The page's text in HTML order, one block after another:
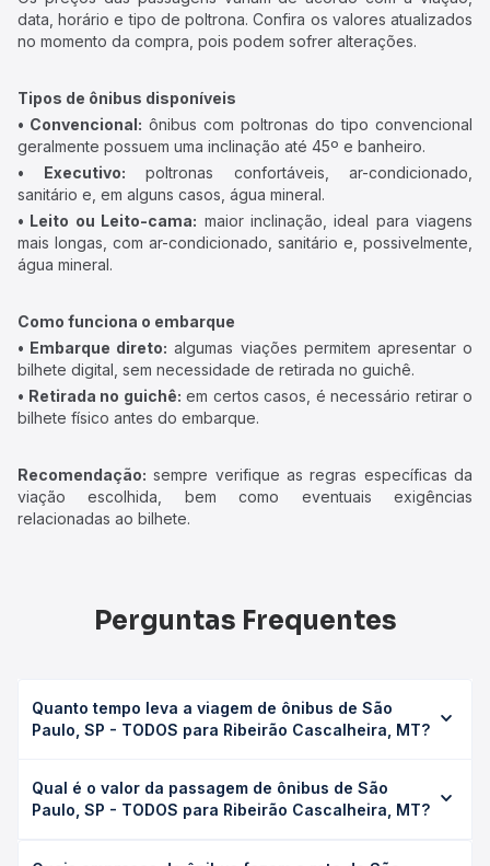
data, horário e tipo de poltrona. Confira os valores atualizados
no momento da compra, pois podem sofrer alterações.
Tipos de ônibus disponíveis
• Convencional: ônibus com poltronas do tipo convencional
geralmente possuem uma inclinação até 45º e banheiro.
• Executivo: poltronas confortáveis, ar-condicionado,
sanitário e, em alguns casos, água mineral.
• Leito ou Leito-cama: maior inclinação, ideal para viagens
mais longas, com ar-condicionado, sanitário e, possivelmente,
água mineral.
Como funciona o embarque
• Embarque direto: algumas viações permitem apresentar o
bilhete digital, sem necessidade de retirada no guichê.
• Retirada no guichê: em certos casos, é necessário retirar o
bilhete físico antes do embarque.
Recomendação: sempre verifique as regras específicas da
viação escolhida, bem como eventuais exigências
relacionadas ao bilhete.
Perguntas Frequentes
Quanto tempo leva a viagem de ônibus de São
Paulo, SP - TODOS para Ribeirão Cascalheira, MT?
Ribeirão Cascalheira, MT leva em média 0 horas, podendo
variar conforme a viação, o tipo de serviço (convencional,
Qual é o valor da passagem de ônibus de São
Paulo, SP - TODOS para Ribeirão Cascalheira, MT?